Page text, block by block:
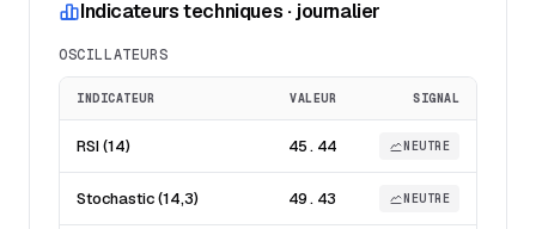
Indicateurs techniques · journalier
OSCILLATEURS
INDICATEUR VALEUR SIGNAL
RSI (14) 45.44 NEUTRE
Stochastic (14,3) 49.43 NEUTRE